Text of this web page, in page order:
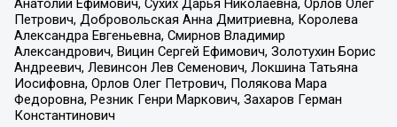
Анатолий Ефимович, Сухих Дарья Николаевна, Орлов Олег
Петрович, Добровольская Анна Дмитриевна, Королева
Александра Евгеньевна, Смирнов Владимир
Александрович, Вицин Сергей Ефимович, Золотухин Борис
Андреевич, Левинсон Лев Семенович, Локшина Татьяна
Иосифовна, Орлов Олег Петрович, Полякова Мара
Федоровна, Резник Генри Маркович, Захаров Герман
Константинович